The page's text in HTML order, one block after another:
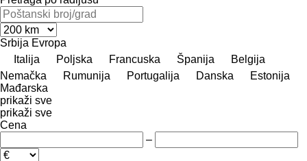
Srbija Evropa
Italija
Poljska Francuska Španija
Belgija
Nemačka
Rumunija Portugalija Danska
Estonija
Mađarska
prikaži sve
prikaži sve
Cena
–